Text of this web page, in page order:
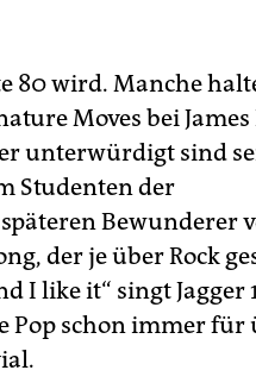
80 wird. Manche
Moves bei
unterwürdigt sind
Studenten der
Bewunderer
der je über Rock
I like it“ singt
Pop schon immer für